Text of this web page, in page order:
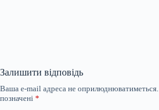
Залишити відповідь
Ваша e-mail адреса не оприлюднюватиметься.
позначені *